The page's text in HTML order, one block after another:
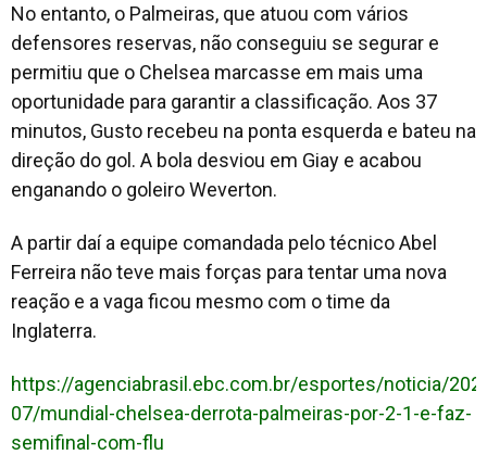
No entanto, o Palmeiras, que atuou com vários
defensores reservas, não conseguiu se segurar e
permitiu que o Chelsea marcasse em mais uma
oportunidade para garantir a classificação. Aos 37
minutos, Gusto recebeu na ponta esquerda e bateu na
direção do gol. A bola desviou em Giay e acabou
enganando o goleiro Weverton.
A partir daí a equipe comandada pelo técnico Abel
Ferreira não teve mais forças para tentar uma nova
reação e a vaga ficou mesmo com o time da
Inglaterra.
https://agenciabrasil.ebc.com.br/esportes/noticia/
07/mundial-chelsea-derrota-palmeiras-por-2-1-e-faz-
semifinal-com-flu